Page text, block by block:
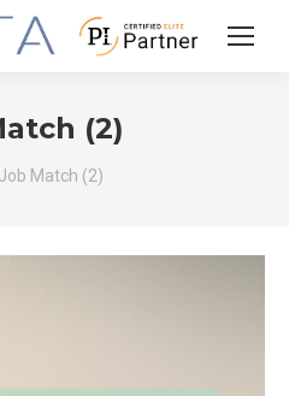
(2)
Job Match (2)